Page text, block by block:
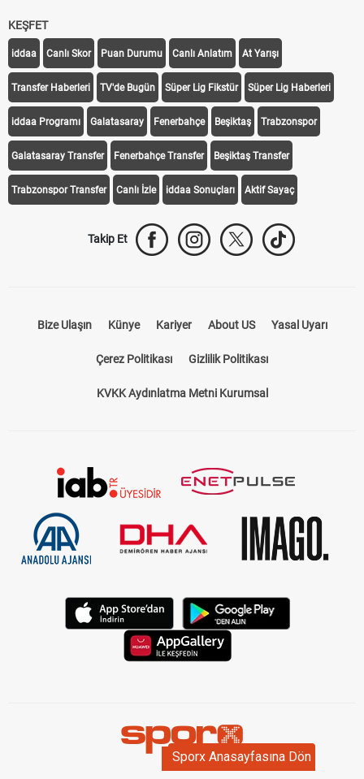
Sporx Anasayfasına Dön
Sporx Anasayfasına Dön
KEŞFET
iddaa Canlı Skor Puan Durumu Canlı Anlatım At Yarışı
Transfer Haberleri TV'de Bugün Süper Lig Fikstür Süper Lig Haberleri
iddaa Programı Galatasaray Fenerbahçe Beşiktaş Trabzonspor
Galatasaray Transfer Fenerbahçe Transfer Beşiktaş Transfer
Trabzonspor Transfer Canlı İzle iddaa Sonuçları Aktif Sayaç
Takip Et
Bize Ulaşın Künye Kariyer About US Yasal Uyarı
Çerez Politikası Gizlilik Politikası
KVKK Aydınlatma Metni Kurumsal